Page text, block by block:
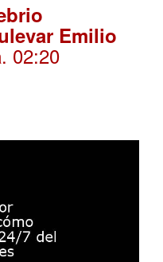
Emilio
. 02:20